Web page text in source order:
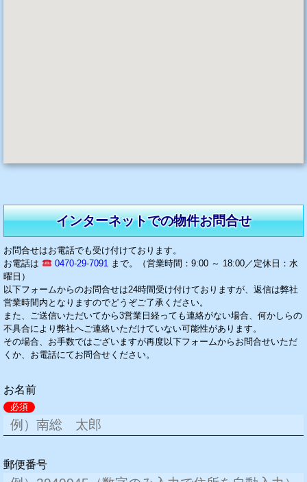
インターネットでの物件お問合せ
お問合せはお電話でも受け付けております。
お電話は
0470-29-7091まで。（営業時間：9:00 ～ 18:00／定休日：水
曜日）
以下フォームからのお問合せは24時間受け付けておりますが、返信は弊社
営業時間内となりますのでどうぞご了承ください。
また、ご送信いただいてから3営業日経っても連絡がない場合、何かしらの
不具合により弊社へご連絡いただけていない可能性があります。
その場合、お手数ではございますが再度以下フォームからお問合せいただ
くか、お電話にてお問合せください。
お名前
必須
郵便番号